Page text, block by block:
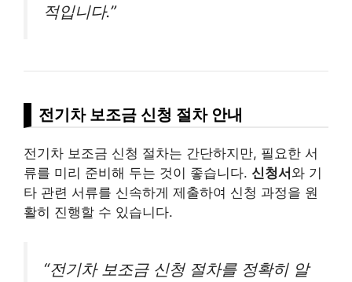
적입니다.”
전기차 보조금 신청 절차 안내
전기차 보조금 신청 절차는 간단하지만, 필요한 서
류를 미리 준비해 두는 것이 좋습니다. 신청서와 기
타 관련 서류를 신속하게 제출하여 신청 과정을 원
활히 진행할 수 있습니다.
“전기차 보조금 신청 절차를 정확히 알